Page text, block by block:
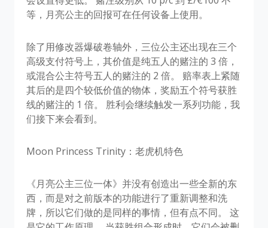
等，月亮公主的回报可在任何设备上使用。
除了用修改器爆破卷轴外，三位公主还出现在三个
高级支付符号上，其价值是纯五人的赌注的 3 倍，
或混合公主符号五人的赌注的 2 倍。 赔率表上紧随
其后的是四个较低价值的物体，奖励五个符号获胜
线的赌注的 1 倍。 胜利会继续触发一系列功能，我
们接下来会看到。
Moon Princess Trinity：老虎机特色
《月亮公主三位一体》并没有创造出一些全新的东
西，而是对之前版本的功能进行了重新调整和洗
牌，所以它们做的是同样的事情，但有点不同。 这